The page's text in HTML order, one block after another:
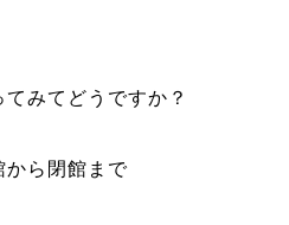
みてどうですか？
から閉館まで